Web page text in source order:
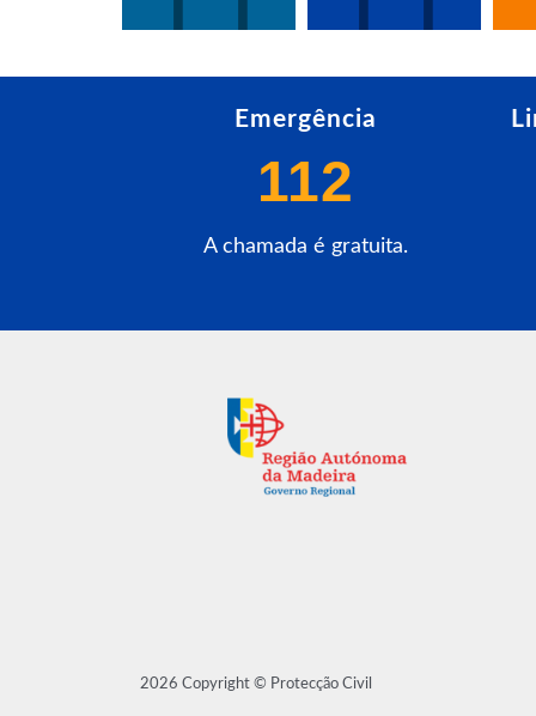
Emergência
112
A chamada é gratuita.
2026 Copyright © Protecção Civil